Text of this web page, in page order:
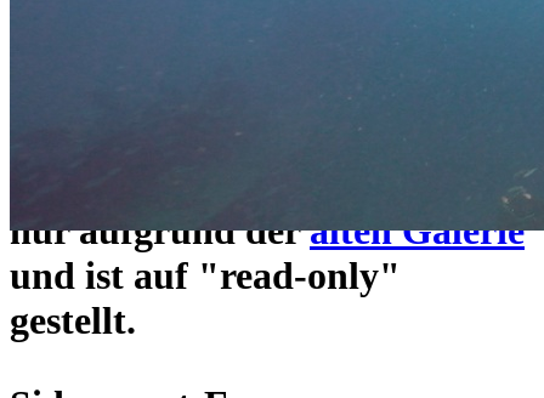
erreichbar.
nur aufgrund deralten Galerie
und ist auf "read-only"
gestellt.